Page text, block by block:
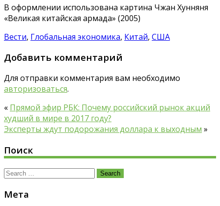
В оформлении использована картина Чжан Хунняня
«Великая китайская армада» (2005)
Вести, Глобальная экономика, Китай, США
Добавить комментарий
Для отправки комментария вам необходимо
авторизоваться.
« Прямой эфир РБК: Почему российский рынок акций
худший в мире в 2017 году?
Эксперты ждут подорожания доллара к выходным »
Поиск
Search
Мета